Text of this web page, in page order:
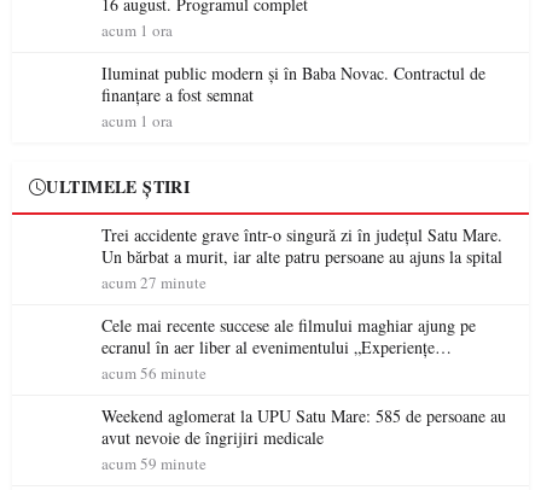
acum 1 ora
Iluminat public modern și în Baba Novac. Contractul de
finanțare a fost semnat
acum 1 ora
ULTIMELE ȘTIRI
Trei accidente grave într-o singură zi în județul Satu Mare.
Un bărbat a murit, iar alte patru persoane au ajuns la spital
acum 27 minute
Cele mai recente succese ale filmului maghiar ajung pe
ecranul în aer liber al evenimentului „Experiențe
cinematografice Partium”
acum 56 minute
Weekend aglomerat la UPU Satu Mare: 585 de persoane au
avut nevoie de îngrijiri medicale
acum 59 minute